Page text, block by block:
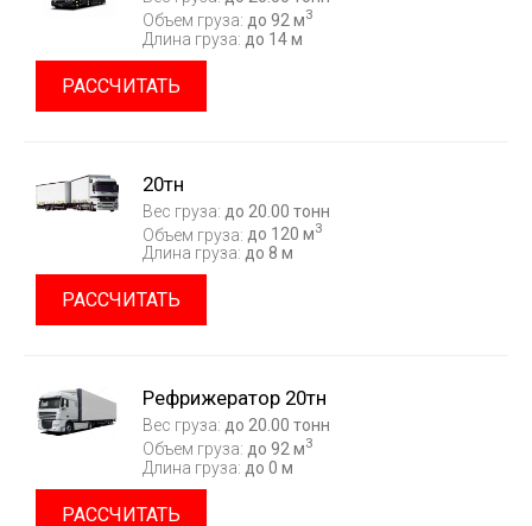
Объем груза: до 92 м3
Длина груза: до 14 м
РАССЧИТАТЬ
20тн
Вес груза: до 20.00 тонн
Объем груза: до 120 м3
Длина груза: до 8 м
РАССЧИТАТЬ
Рефрижератор 20тн
Вес груза: до 20.00 тонн
Объем груза: до 92 м3
Длина груза: до 0 м
РАССЧИТАТЬ